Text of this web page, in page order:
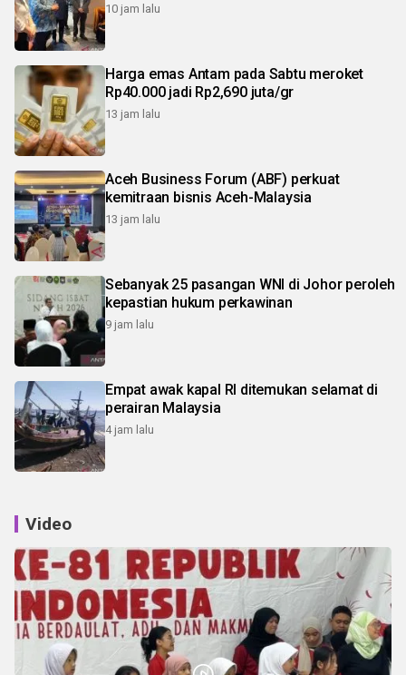
10 jam lalu
Harga emas Antam pada Sabtu meroket
Rp40.000 jadi Rp2,690 juta/gr
13 jam lalu
Aceh Business Forum (ABF) perkuat
kemitraan bisnis Aceh-Malaysia
13 jam lalu
Sebanyak 25 pasangan WNI di Johor peroleh
kepastian hukum perkawinan
9 jam lalu
Empat awak kapal RI ditemukan selamat di
perairan Malaysia
4 jam lalu
Video